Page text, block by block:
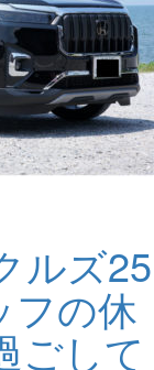
ルズ25
フの休
ごして